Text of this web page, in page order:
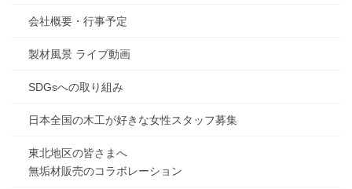
会社概要・行事予定
製材風景 ライブ動画
SDGsへの取り組み
日本全国の木工が好きな女性スタッフ募集
東北地区の皆さまへ
無垢材販売のコラボレーション